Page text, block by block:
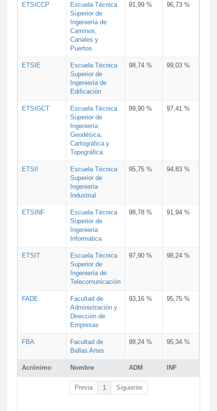
Acrónimo Nombre ADM INF
ETSICCP
Escuela Técnica
Superior de
Ingeniería de
Caminos,
Canales y
Puertos
91,99 % 96,73 %
ETSIE
Escuela Técnica
Superior de
Ingeniería de
Edificación
98,74 % 99,03 %
ETSIGCT
Escuela Técnica
Superior de
Ingeniería
Geodésica,
Cartográfica y
Topográfica
99,90 % 97,41 %
ETSII
Escuela Técnica
Superior de
Ingeniería
Industrial
95,75 % 94,83 %
ETSINF
Escuela Técnica
Superior de
Ingeniería
Informática
98,78 % 91,94 %
ETSIT
Escuela Técnica
Superior de
Ingeniería de
Telecomunicación
97,90 % 98,24 %
FADE
Facultad de
Administración y
Dirección de
Empresas
93,16 % 95,75 %
FBA
Facultad de
Bellas Artes
98,24 % 95,34 %
Previa 1 Siguiente